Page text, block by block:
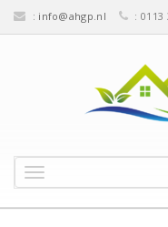
: info@ahgp.nl : 0113